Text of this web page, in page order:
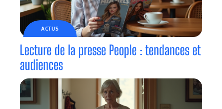
ACTUS
Lecture de la presse People : tendances et
audiences